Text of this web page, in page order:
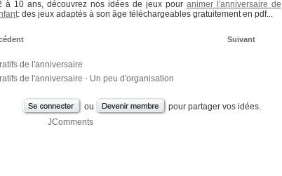
à 10 ans, découvrez nos idées de jeux pour animer l'anniversaire de
: des jeux adaptés à son âge téléchargeables gratuitement en pdf...
Suivant
de l'anniversaire
de l'anniversaire - Un peu d'organisation
ou
pour partager vos idées.
JComments